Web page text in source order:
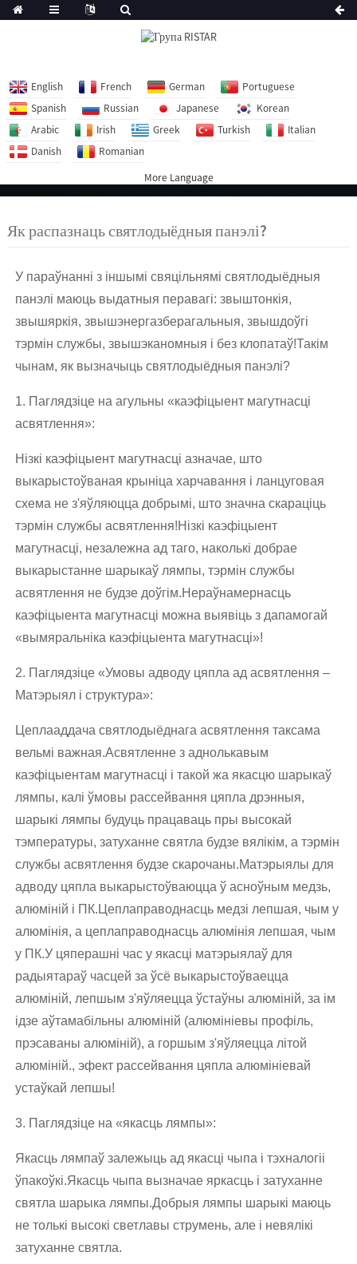
English French German
Portuguese
Spanish
Russian Japanese
Korean
Arabic
Irish Greek Turkish
Italian
Danish
Romanian
More Language
Як распазнаць святлодыёдныя панэлі?
У параўнанні з іншымі свяцільнямі святлодыёдныя
панэлі маюць выдатныя перавагі: звыштонкія,
звышяркія, звышэнергазберагальныя, звышдоўгі
тэрмін службы, звышэканомныя і без клопатаў!Такім
чынам, як вызначыць святлодыёдныя панэлі?
1. Паглядзіце на агульны «каэфіцыент магутнасці
асвятлення»:
Нізкі каэфіцыент магутнасці азначае, што
выкарыстоўваная крыніца харчавання і ланцуговая
схема не з'яўляюцца добрымі, што значна скараціць
тэрмін службы асвятлення!Нізкі каэфіцыент
магутнасці, незалежна ад таго, наколькі добрае
выкарыстанне шарыкаў лямпы, тэрмін службы
асвятлення не будзе доўгім.Нераўнамернасць
каэфіцыента магутнасці можна выявіць з дапамогай
«вымяральніка каэфіцыента магутнасці»!
2. Паглядзіце «Умовы адводу цяпла ад асвятлення –
Матэрыял і структура»:
Цеплааддача святлодыёднага асвятлення таксама
вельмі важная.Асвятленне з аднолькавым
каэфіцыентам магутнасці і такой жа якасцю шарыкаў
лямпы, калі ўмовы рассейвання цяпла дрэнныя,
шарыкі лямпы будуць працаваць пры высокай
тэмпературы, затуханне святла будзе вялікім, а тэрмін
службы асвятлення будзе скарочаны.Матэрыялы для
адводу цяпла выкарыстоўваюцца ў асноўным медзь,
алюміній і ПК.Цеплаправоднасць медзі лепшая, чым у
алюмінія, а цеплаправоднасць алюмінія лепшая, чым
у ПК.У цяперашні час у якасці матэрыялаў для
радыятараў часцей за ўсё выкарыстоўваецца
алюміній, лепшым з'яўляецца ўстаўны алюміній, за ім
ідзе аўтамабільны алюміній (алюмініевы профіль,
прэсаваны алюміній), а горшым з'яўляецца літой
алюміній., эфект рассейвання цяпла алюмініевай
устаўкай лепшы!
3. Паглядзіце на «якасць лямпы»:
Якасць лямпаў залежыць ад якасці чыпа і тэхналогіі
ўпакоўкі.Якасць чыпа вызначае яркасць і затуханне
святла шарыка лямпы.Добрыя лямпы шарыкі маюць
не толькі высокі светлавы струмень, але і невялікі
затуханне святла.